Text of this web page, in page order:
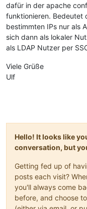
dafür in der apache
funktionieren. Bedeutet
bestimmten IPs nur als
sich dann als lokaler
als LDAP Nutzer per
Viele Grüße
Ulf
Hello! It looks like
conversation, but
Getting fed up of
posts each visit?
you'll always come
before, and choose